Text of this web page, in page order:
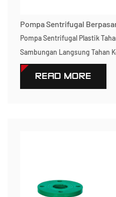
Pompa Sentrifugal
Pompa Sentrifugal Plastik
Sambungan Langsung Tahan
READ MORE